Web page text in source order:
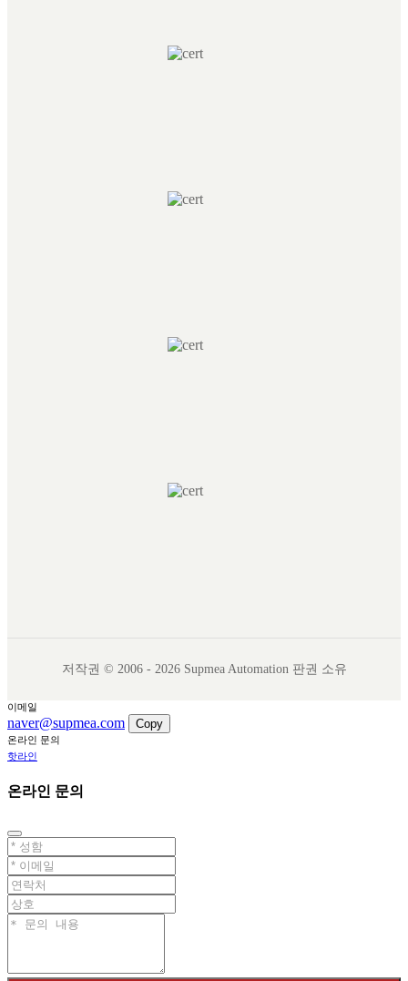
저작권 © 2006 - 2026 Supmea Automation 판권 소유
이메일
naver@supmea.com Copy
온라인 문의
핫라인
온라인 문의